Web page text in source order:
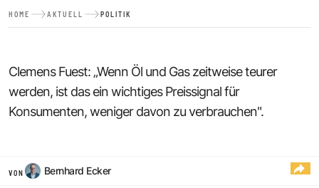
HOME AKTUELL POLITIK
Clemens Fuest: „Wenn Öl und Gas zeitweise teurer
werden, ist das ein wichtiges Preissignal für
Konsumenten, weniger davon zu verbrauchen".
VON Bernhard Ecker